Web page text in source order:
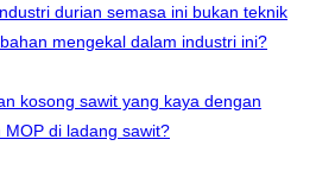
durian semasa ini bukan teknik
mengekal dalam industri ini?
kosong sawit yang kaya dengan
di ladang sawit?